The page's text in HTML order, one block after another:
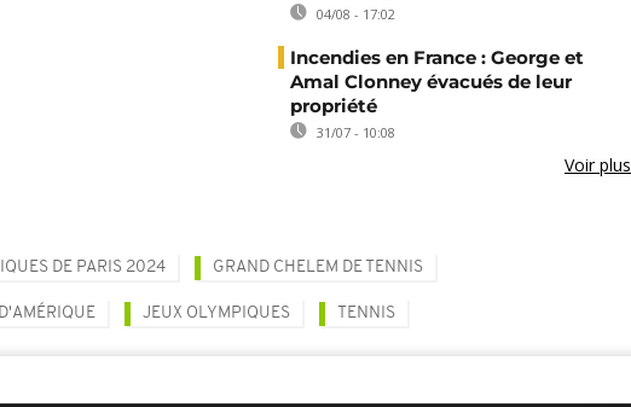
04/08 - 17:02
Incendies en France : George et
Amal Clonney évacués de leur
propriété
31/07 - 10:08
Voir plus
DE PARIS 2024 GRAND CHELEM DE TENNIS
JEUX OLYMPIQUES TENNIS